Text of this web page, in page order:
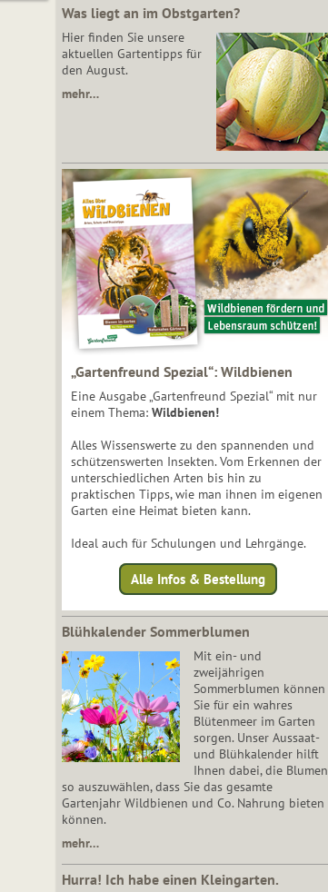
Was liegt an im Obstgarten?
Hier finden Sie unsere
aktuellen Gartentipps für
den August.
mehr…
„Gartenfreund Spezial“: Wildbienen
Eine Ausgabe „Gartenfreund Spezial“ mit nur
einem Thema: Wildbienen!
Alles Wissenswerte zu den spannenden und
schützenswerten Insekten. Vom Erkennen der
unterschiedlichen Arten bis hin zu
praktischen Tipps, wie man ihnen im eigenen
Garten eine Heimat bieten kann.
Ideal auch für Schulungen und Lehrgänge.
Alle Infos & Bestellung
Blühkalender Sommerblumen
Mit ein- und
zweijährigen
Sommerblumen können
Sie für ein wahres
Blütenmeer im Garten
sorgen. Unser Aussaat-
und Blühkalender hilft
Ihnen dabei, die Blumen
so auszuwählen, dass Sie das gesamte
Gartenjahr Wildbienen und Co. Nahrung bieten
können.
mehr…
Hurra! Ich habe einen Kleingarten.